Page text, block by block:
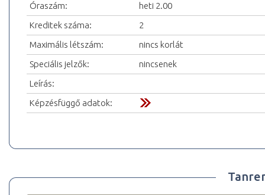
Óraszám:
heti 2.00
Kreditek száma:
2
Maximális létszám:
nincs korlát
Speciális jelzők:
nincsenek
Leírás:
Képzésfüggő adatok: